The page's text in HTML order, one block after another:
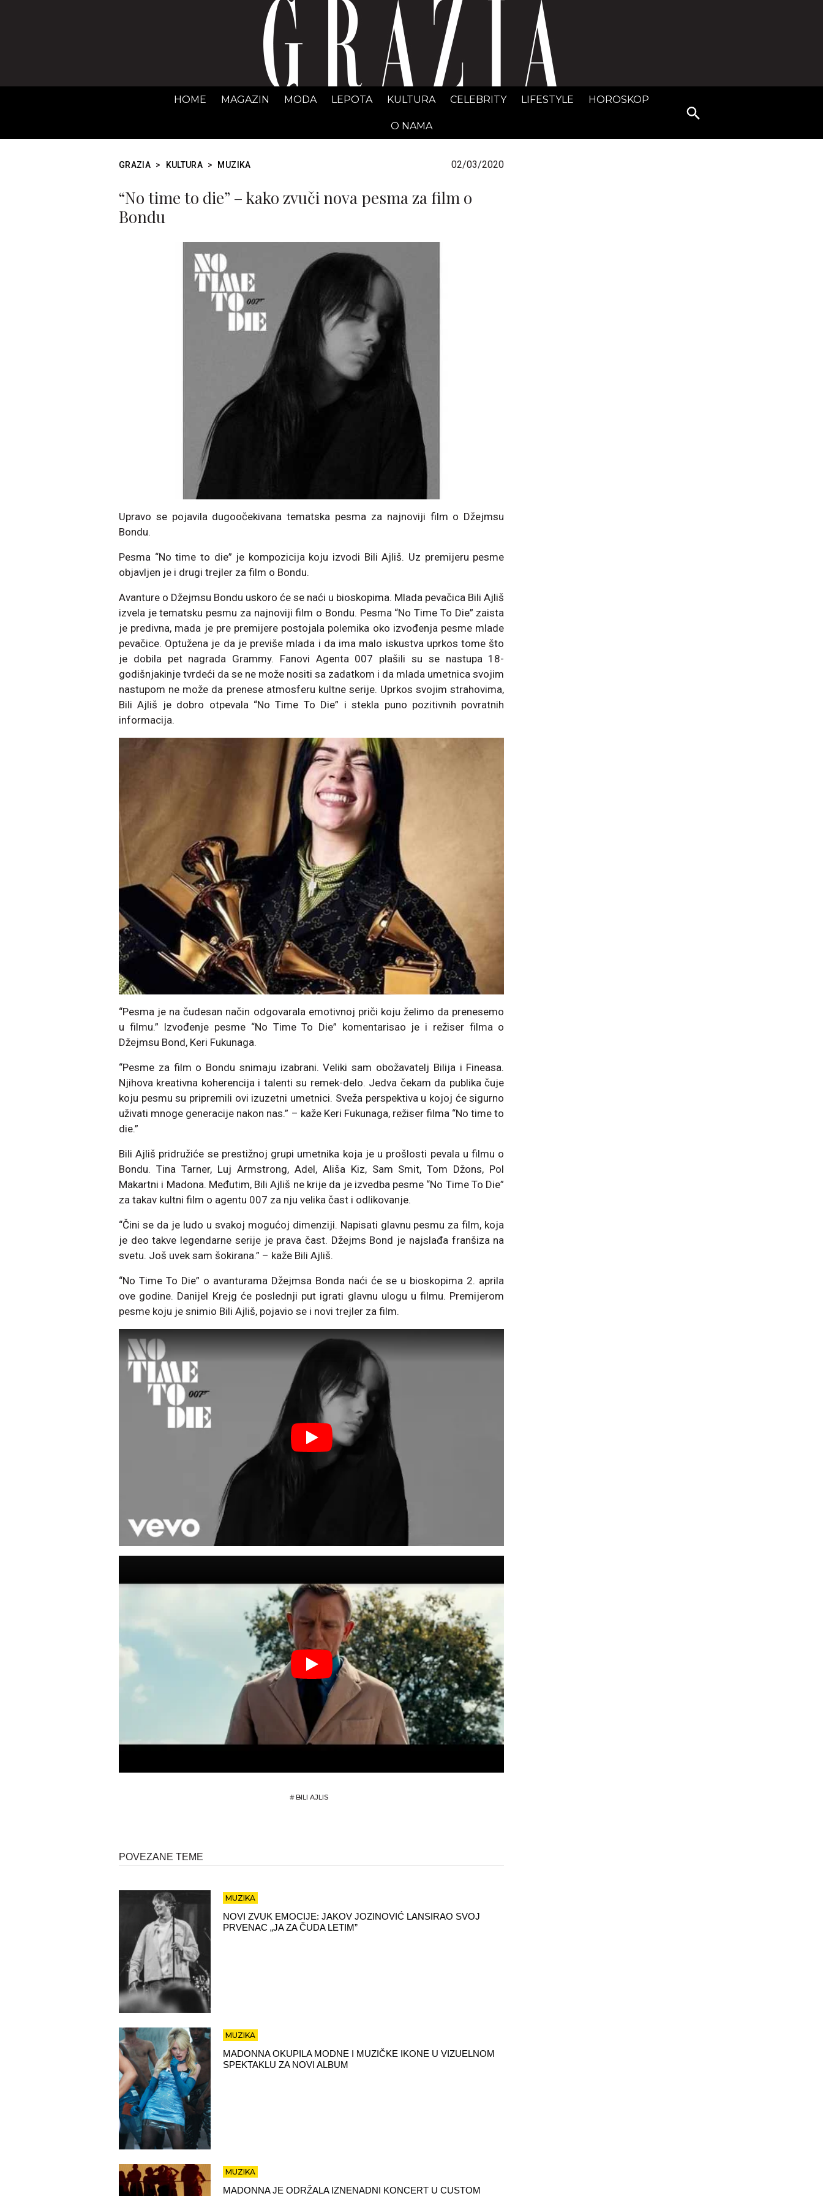
GRAZIA Srbija
HOME MAGAZIN MODA LEPOTA KULTURA CELEBRITY LIFESTYLE HOROSKOP
O NAMA
Search
for:
GRAZIA > KULTURA > MUZIKA 02/03/2020
“No time to die” – kako zvuči nova pesma za film o
Bondu
Upravo se pojavila dugoočekivana tematska pesma za najnoviji film o Džejmsu
Bondu.
Pesma “No time to die” je kompozicija koju izvodi Bili Ajliš. Uz premijeru pesme
objavljen je i drugi trejler za film o Bondu.
Avanture o Džejmsu Bondu uskoro će se naći u bioskopima. Mlada pevačica Bili Ajliš
izvela je tematsku pesmu za najnoviji film o Bondu. Pesma “No Time To Die” zaista
je predivna, mada je pre premijere postojala polemika oko izvođenja pesme mlade
pevačice. Optužena je da je previše mlada i da ima malo iskustva uprkos tome što
je dobila pet nagrada Grammy. Fanovi Agenta 007 plašili su se nastupa 18-
godišnjakinje tvrdeći da se ne može nositi sa zadatkom i da mlada umetnica svojim
nastupom ne može da prenese atmosferu kultne serije. Uprkos svojim strahovima,
Bili Ajliš je dobro otpevala “No Time To Die” i stekla puno pozitivnih povratnih
informacija.
“Pesma je na čudesan način odgovarala emotivnoj priči koju želimo da prenesemo
u filmu.” Izvođenje pesme “No Time To Die” komentarisao je i režiser filma o
Džejmsu Bond, Keri Fukunaga.
“Pesme za film o Bondu snimaju izabrani. Veliki sam obožavatelj Bilija i Fineasa.
Njihova kreativna koherencija i talenti su remek-delo. Jedva čekam da publika čuje
koju pesmu su pripremili ovi izuzetni umetnici. Sveža perspektiva u kojoj će sigurno
uživati mnoge generacije nakon nas.” – kaže Keri Fukunaga, režiser filma “No time to
die.”
Bili Ajliš pridružiće se prestižnoj grupi umetnika koja je u prošlosti pevala u filmu o
Bondu. Tina Tarner, Luj Armstrong, Adel, Ališa Kiz, Sam Smit, Tom Džons, Pol
Makartni i Madona. Međutim, Bili Ajliš ne krije da je izvedba pesme “No Time To Die”
za takav kultni film o agentu 007 za nju velika čast i odlikovanje.
“Čini se da je ludo u svakoj mogućoj dimenziji. Napisati glavnu pesmu za film, koja
je deo takve legendarne serije je prava čast. Džejms Bond je najslađa franšiza na
svetu. Još uvek sam šokirana.” – kaže Bili Ajliš.
“No Time To Die” o avanturama Džejmsa Bonda naći će se u bioskopima 2. aprila
ove godine. Danijel Krejg će poslednji put igrati glavnu ulogu u filmu. Premijerom
pesme koju je snimio Bili Ajliš, pojavio se i novi trejler za film.
#BILI AJLIS
POVEZANE TEME
MUZIKA
NOVI ZVUK EMOCIJE: JAKOV JOZINOVIĆ LANSIRAO SVOJ
PRVENAC „JA ZA ČUDA LETIM”
MUZIKA
MADONNA OKUPILA MODNE I MUZIČKE IKONE U VIZUELNOM
SPEKTAKLU ZA NOVI ALBUM
MUZIKA
MADONNA JE ODRŽALA IZNENADNI KONCERT U CUSTOM